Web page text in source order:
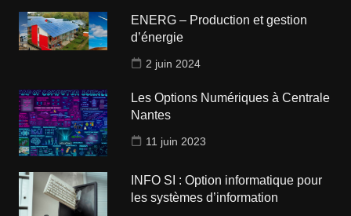
ENERG – Production et gestion
d’énergie
2 juin 2024
Les Options Numériques à Centrale
Nantes
11 juin 2023
INFO SI : Option informatique pour
les systèmes d’information